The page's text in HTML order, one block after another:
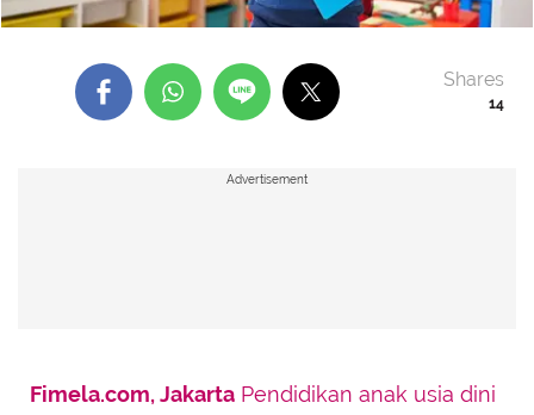
14
Shares
Advertisement
Fimela.com, Jakarta Pendidikan anak usia dini